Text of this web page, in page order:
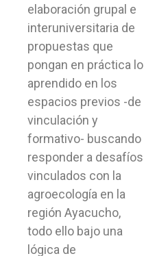
elaboración grupal e
interuniversitaria de
propuestas que
pongan en práctica lo
aprendido en los
espacios previos -de
vinculación y
formativo- buscando
responder a desafíos
vinculados con la
agroecología en la
región Ayacucho,
todo ello bajo una
lógica de